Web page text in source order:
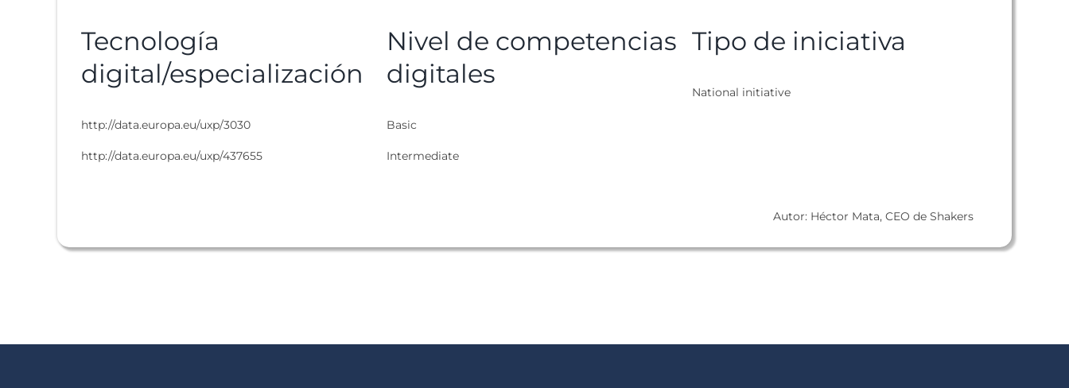
Tecnología
digital/especialización
http://data.europa.eu/uxp/3030
http://data.europa.eu/uxp/437655
Nivel de competencias
digitales
Basic
Intermediate
Tipo de iniciativa
National initiative
Autor: Héctor Mata, CEO de Shakers